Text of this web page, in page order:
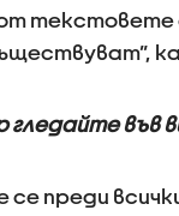
от текстовете
гледайте във
преди